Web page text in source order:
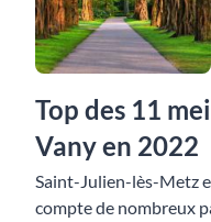
Top des 11
Vany en 2022
Saint-Julien-lès-Metz
compte de nombreux